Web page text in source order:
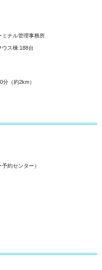
ミナル管理事務所
ウス棟:188台
（約2km）
約センター）